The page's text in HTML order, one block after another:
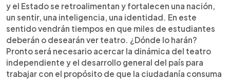
y el Estado se retroalimentan y fortalecen una nación,
un sentir, una inteligencia, una identidad. En este
sentido vendrán tiempos en que miles de estudiantes
deberán o desearán ver teatro. ¿Dónde lo harán?
Pronto será necesario acercar la dinámica del teatro
independiente y el desarrollo general del país para
trabajar con el propósito de que la ciudadanía consuma